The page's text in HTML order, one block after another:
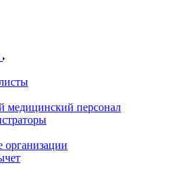
медицинский персонал